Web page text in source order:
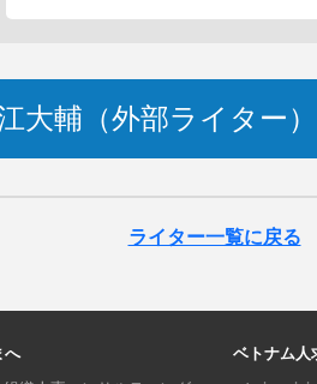
大輔（外部ライター
ライター一覧に戻る
へ
ベトナム人